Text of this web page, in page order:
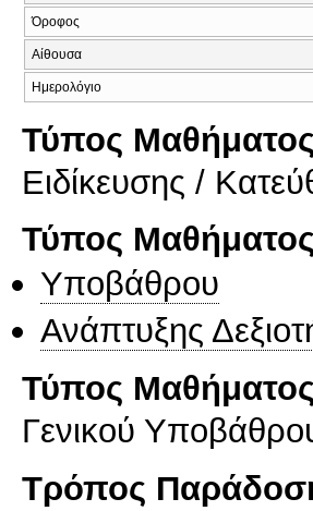
Όροφος
Αίθουσα
Ημερολόγιο
Τύπος Μαθήματος
Eιδίκευσης /
Τύπος
Υποβάθρου
Ανάπτυξης
Τύπος
Γενικού
Τρόπος